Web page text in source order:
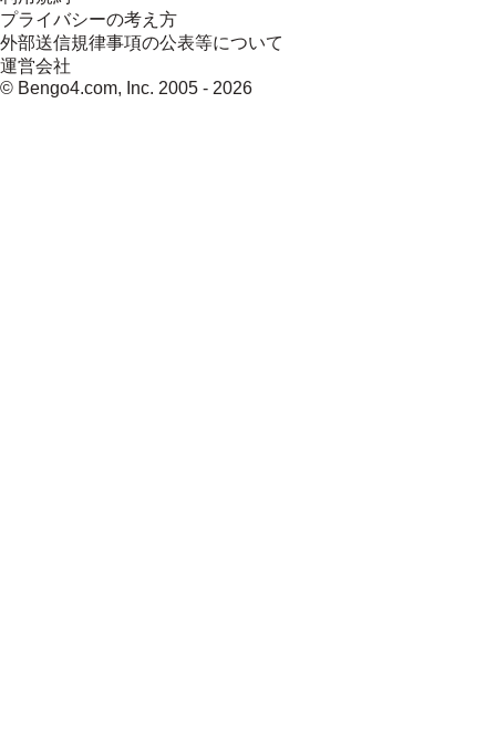
プライバシーの考え方
外部送信規律事項の公表等について
運営会社
© Bengo4.com, Inc. 2005 - 2026